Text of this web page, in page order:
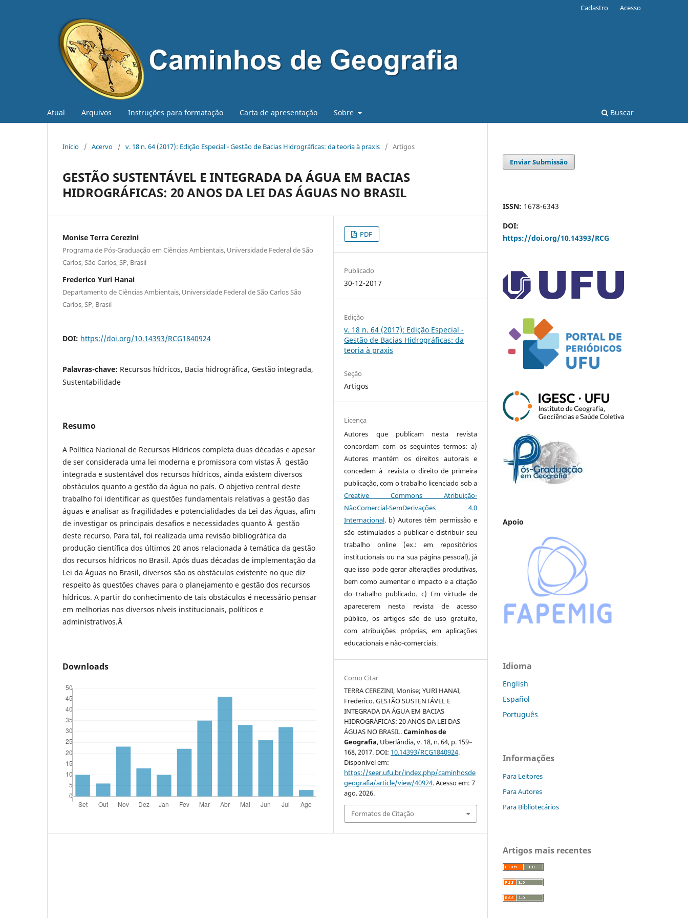
Atual Arquivos Instruções para formatação Carta de apresentação Sobre Buscar
Cadastro Acesso
Início / Acervo / v. 18 n. 64 (2017): Edição Especial - Gestão de Bacias Hidrográficas: da teoria à praxis / Artigos
GESTÃO SUSTENTÁVEL E INTEGRADA DA ÁGUA EM BACIAS
HIDROGRÁFICAS: 20 ANOS DA LEI DAS ÁGUAS NO BRASIL
Monise Terra Cerezini
Programa de Pós-Graduação em Ciências Ambientais, Universidade Federal de São
Carlos, São Carlos, SP, Brasil
Frederico Yuri Hanai
Departamento de Ciências Ambientais, Universidade Federal de São Carlos São
Carlos, SP, Brasil
DOI: https://doi.org/10.14393/RCG1840924
Palavras-chave: Recursos hídricos, Bacia hidrográfica, Gestão integrada,
Sustentabilidade
Resumo
A Política Nacional de Recursos Hídricos completa duas décadas e apesar
de ser considerada uma lei moderna e promissora com vistas Ã gestão
integrada e sustentável dos recursos hídricos, ainda existem diversos
obstáculos quanto a gestão da água no país. O objetivo central deste
trabalho foi identificar as questões fundamentais relativas a gestão das
águas e analisar as fragilidades e potencialidades da Lei das Águas, afim
de investigar os principais desafios e necessidades quanto Ã gestão
deste recurso. Para tal, foi realizada uma revisão bibliográfica da
produção científica dos últimos 20 anos relacionada à temática da gestão
dos recursos hídricos no Brasil. Após duas décadas de implementação da
Lei da Águas no Brasil, diversos são os obstáculos existente no que diz
respeito às questões chaves para o planejamento e gestão dos recursos
hídricos. A partir do conhecimento de tais obstáculos é necessário pensar
em melhorias nos diversos níveis institucionais, políticos e
administrativos.Â
Downloads
PDF
Publicado
30-12-2017
Edição
v. 18 n. 64 (2017): Edição Especial -
Gestão de Bacias Hidrográficas: da
teoria à praxis
Seção
Artigos
Licença
Autores que publicam nesta revista
concordam com os seguintes termos: a)
Autores mantém os direitos autorais e
concedem à revista o direito de primeira
publicação, com o trabalho licenciado sob a
Creative Commons Atribuição-
NãoComercial-SemDerivações 4.0
Internacional. b) Autores têm permissão e
são estimulados a publicar e distribuir seu
trabalho online (ex.: em repositórios
institucionais ou na sua página pessoal), já
que isso pode gerar alterações produtivas,
bem como aumentar o impacto e a citação
do trabalho publicado. c) Em virtude de
aparecerem nesta revista de acesso
público, os artigos são de uso gratuito,
com atribuições próprias, em aplicações
educacionais e não-comerciais.
Como Citar
TERRA CEREZINI, Monise; YURI HANAI,
Frederico. GESTÃO SUSTENTÁVEL E
INTEGRADA DA ÁGUA EM BACIAS
HIDROGRÁFICAS: 20 ANOS DA LEI DAS
ÁGUAS NO BRASIL.Caminhos de
Geografia, Uberlândia, v. 18, n. 64, p. 159–
168, 2017. DOI: 10.14393/RCG1840924.
Disponível em:
https://seer.ufu.br/index.php/caminhosde
geografia/article/view/40924. Acesso em: 7
ago. 2026.
Formatos de Citação
Enviar Submissão
ISSN: 1678-6343
DOI:
https://doi.org/10.14393/RCG
Apoio
Idioma
English
Español
Português
Informações
Para Leitores
Para Autores
Para Bibliotecários
Artigos mais recentes